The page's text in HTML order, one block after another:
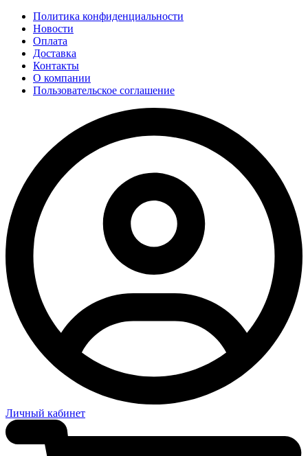
Политика конфиденциальности
Новости
Оплата
Доставка
Контакты
О компании
Пользовательское соглашение
Личный кабинет